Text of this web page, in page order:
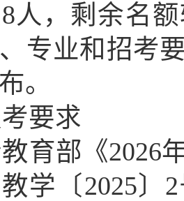
8人，剩余名
专业和招考
。
要求
教育部 《2026
教学〔 2025〕